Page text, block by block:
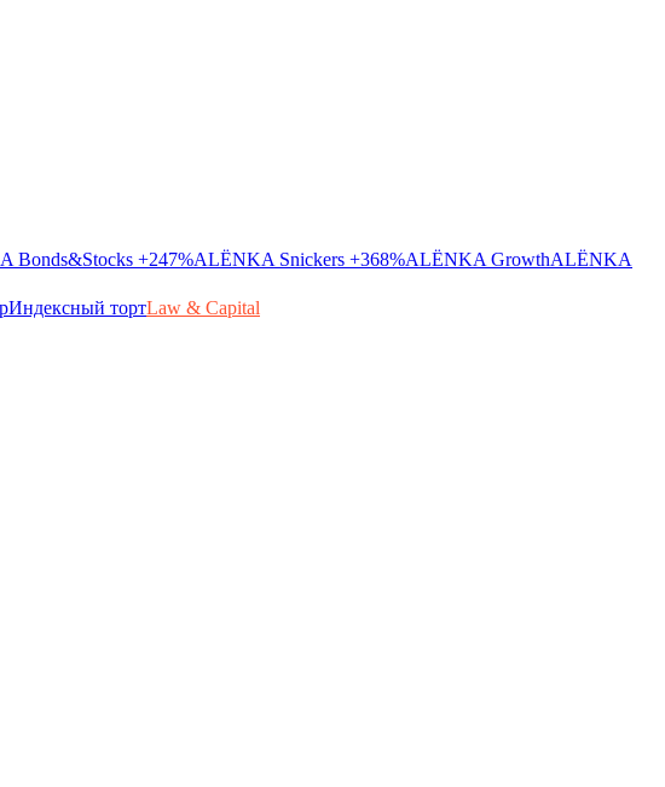
Bonds&Stocks +247%ALЁNKA Snickers +368%ALЁNKA GrowthALЁNKA
Индексный тортLaw & Capital